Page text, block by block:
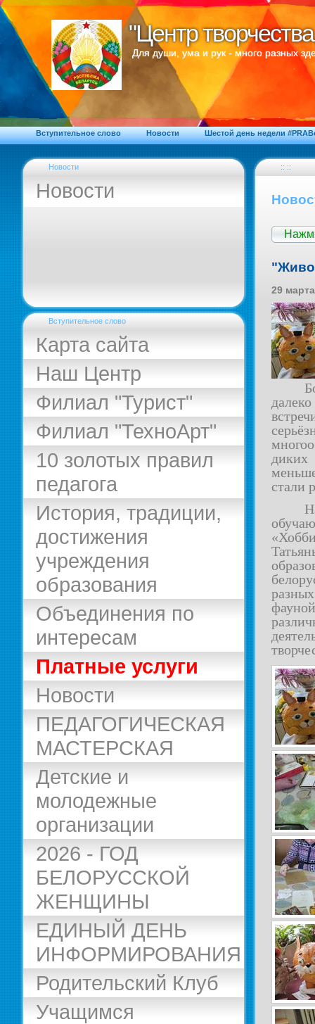
"Центр
"Центр
Для души, ума и рук - много разных
Вступительное слово Новости Шестой день недели
Новости
Новости
Вступительное слово
Карта сайта
Наш Центр
Филиал "Турист"
Филиал "ТехноАрт"
10 золотых правил
педагога
История, традиции,
достижения
учреждения
образования
Объединения по
интересам
Платные услуги
Новости
ПЕДАГОГИЧЕСКАЯ
МАСТЕРСКАЯ
Детские и
молодежные
организации
2026 - ГОД
БЕЛОРУССКОЙ
ЖЕНЩИНЫ
ЕДИНЫЙ ДЕНЬ
ИНФОРМИРОВАНИЯ
Родительский Клуб
Учащимся
:: ::
29
диких
стали